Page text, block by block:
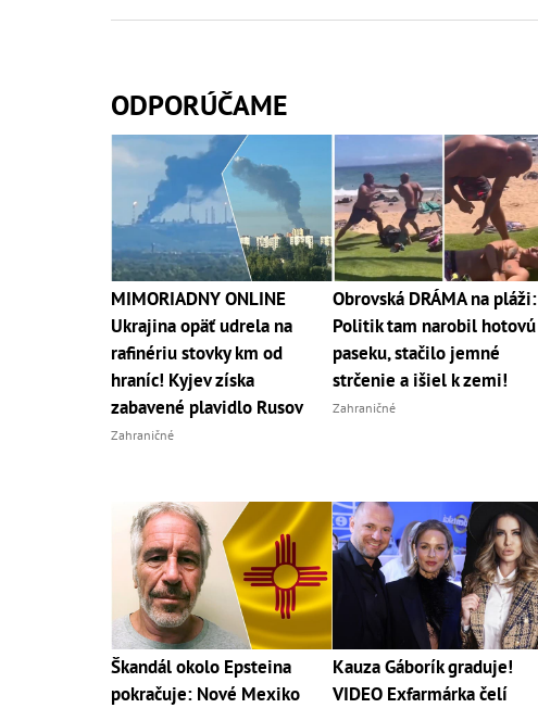
ODPORÚČAME
MIMORIADNY ONLINE
Ukrajina opäť udrela na
rafinériu stovky km od
hraníc! Kyjev získa
zabavené plavidlo Rusov
Zahraničné
Obrovská DRÁMA na pláži:
Politik tam narobil hotovú
paseku, stačilo jemné
strčenie a išiel k zemi!
Zahraničné
Škandál okolo Epsteina
pokračuje: Nové Mexiko
Kauza Gáborík graduje!
VIDEO Exfarmárka čelí